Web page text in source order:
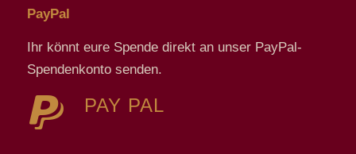
PayPal
Ihr könnt eure Spende direkt an unser PayPal-
Spendenkonto senden.
PAY PAL